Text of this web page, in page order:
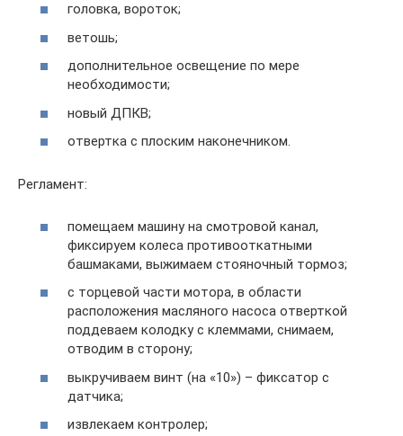
головка, вороток;
ветошь;
дополнительное освещение по мере
необходимости;
новый ДПКВ;
отвертка с плоским наконечником.
Регламент:
помещаем машину на смотровой канал,
фиксируем колеса противооткатными
башмаками, выжимаем стояночный тормоз;
с торцевой части мотора, в области
расположения масляного насоса отверткой
поддеваем колодку с клеммами, снимаем,
отводим в сторону;
выкручиваем винт (на «10») – фиксатор с
датчика;
извлекаем контролер;